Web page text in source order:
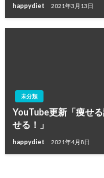
happydiet 2021年3月13日
未分類
YouTube更新「痩せ
せる！」
happydiet 2021年4月8日